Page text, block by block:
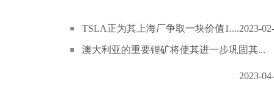
TSLA正为其上海厂争取一块价值1....2023-
澳大利亚的重要锂矿将使其进一步巩固其...
2023-